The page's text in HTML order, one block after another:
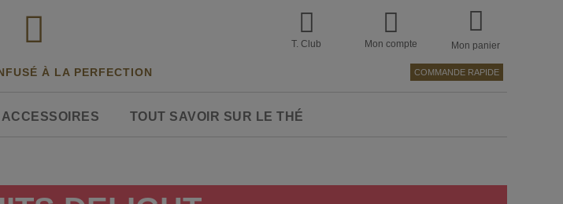
T. Club Mon compte Mon panier
À LA PERFECTION COMMANDE RAPIDE
ACCESSOIRES TOUT SAVOIR SUR LE THÉ